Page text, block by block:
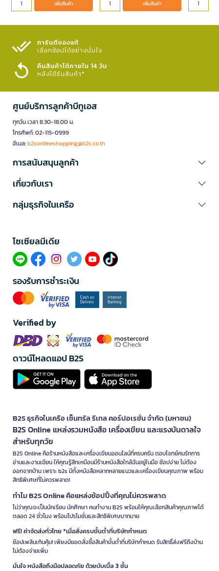
เพิ่มสินค้า เพิ่มสินค้า
การันตีของแท้
เลือกช้อปได้อย่างมั่นใจ​
คืนสินค้าได้ภายใน 14 วัน
หลังได้รับสินค้า*
ศูนย์บริการลูกค้าบีทูเอส
ทุกวัน เวลา 8.30-18.00 น.
โทรศัพท์: 02-115-0999
อีเมล:b2sonlineshopping@b2s.co.th
การสนับสนุนลูกค้า
เกี่ยวกับเรา
กลุ่มธุรกิจในเครือ
โซเซียลมีเดีย​
รองรับการชำระเงิน
Verified by
ดาวน์โหลดแอป B2S
B2S ธุรกิจในเครือ เซ็นทรัล รีเทล คอร์ปอเรชั่น จำกัด (มหาชน)
B2S Online แหล่งรวมหนังสือ เครื่องเขียน และแรงบันดาลใจ
สำหรับทุกวัย
B2S Online คือร้านหนังสือและเครื่องเขียนออนไลน์ที่ครบครัน ตอบโจทย์คนรักการ
อ่านและงานเขียน ให้คุณรู้สึกเหมือนมีร้านหนังสือใกล้ฉันอยู่ในมือ ช้อปง่าย ไม่ต้อง
ออกจากบ้าน เพราะ b2s มีทั้งหนังสือหลากหลายแนวและเครื่องเขียนคุณภาพ พร้อม
สิทธิพิเศษที่ไม่ควรพลาด!
ทำไม B2S Online คือแหล่งช้อปปิ้งที่คุณไม่ควรพลาด
ไม่ว่าคุณจะเป็นนักเรียน นักศึกษา คนทำงาน B2S พร้อมให้คุณเลือกสินค้าคุณภาพได้
ตลอด 24 ชั่วโมง พร้อมโปรโมชั่นและสิทธิพิเศษมากมาย
ฟรี! ค่าจัดส่งทั่วไทย *เมื่อสั่งครบขั้นต่ำที่บริษัทกำหนด
ช้อปเพลินเกินคุ้ม! เพียงมียอดสั่งซื้อสินค้าขั้นต่ำที่บริษัทกำหนด รับสิทธิ์ส่งฟรีถึงบ้าน
ไม่ต้องจ่ายเพิ่ม
มั่นใจ หนังสือถึงมือปลอดภัย ด้วยบับเบิ้ล 3 ชั้น